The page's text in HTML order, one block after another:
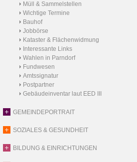
Müll & Sammelstellen
Wichtige Termine
Bauhof
Jobbörse
Kataster & Flächenwidmung
Interessante Links
Wahlen in Parndorf
Fundwesen
Amtssignatur
Postpartner
Gebäudeinventar laut EED III
GEMEINDEPORTRAIT
SOZIALES & GESUNDHEIT
BILDUNG & EINRICHTUNGEN